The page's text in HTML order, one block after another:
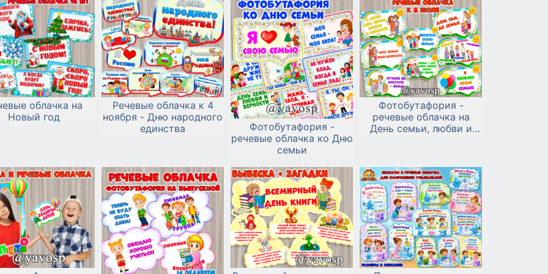
облачка на
Новый год
Речевые облачка к 4
ноября - Дню народного
единства
Фотобутафория -
речевые облачка ко Дню
семьи
Фотобутафория -
речевые облачка на
День семьи, любви и